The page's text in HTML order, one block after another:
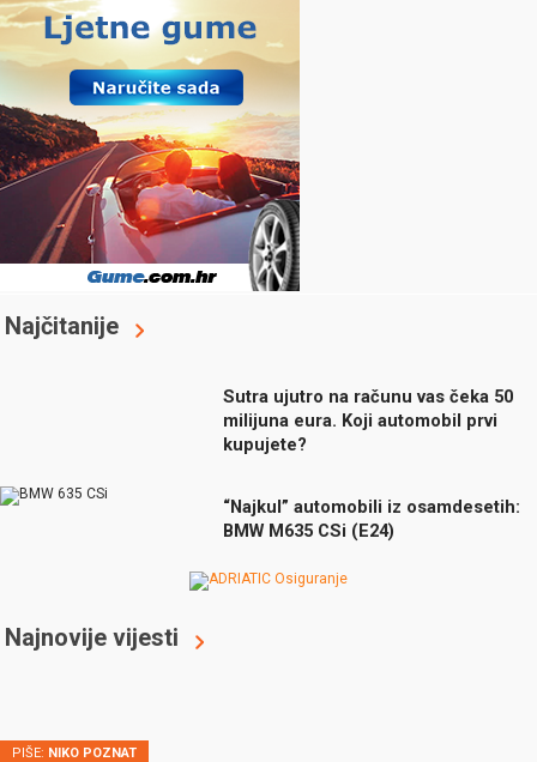
Najčitanije
Sutra ujutro na računu vas čeka 50
milijuna eura. Koji automobil prvi
kupujete?
“Najkul” automobili iz osamdesetih:
BMW M635 CSi (E24)
Najnovije vijesti
PIŠE: NIKO POZNAT